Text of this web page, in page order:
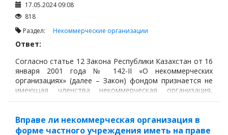
17.05.2024 09:08
818
Раздел: Некоммерческие организации
Ответ:
Согласно статье 12 Закона Республики Казахстан от 16
января 2001 года № 142-II «О некоммерческих
организациях» (далее – Закон) фондом признается не
имеющая членства некоммерческая организация,
учрежденная гражданами и (или) юридическими лицами
преследующая социальные, благотворительные,
культурные, образовательные и иные общественно-
Вправе ли некоммерческая организация в
форме частного учреждения иметь на праве